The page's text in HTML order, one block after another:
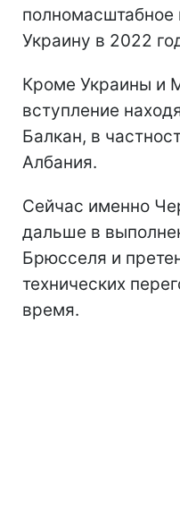
Украину в 2022
Кроме Украины и
вступление
Балкан, в
Албания.
Сейчас именно
дальше в
Брюсселя и
технических
время.